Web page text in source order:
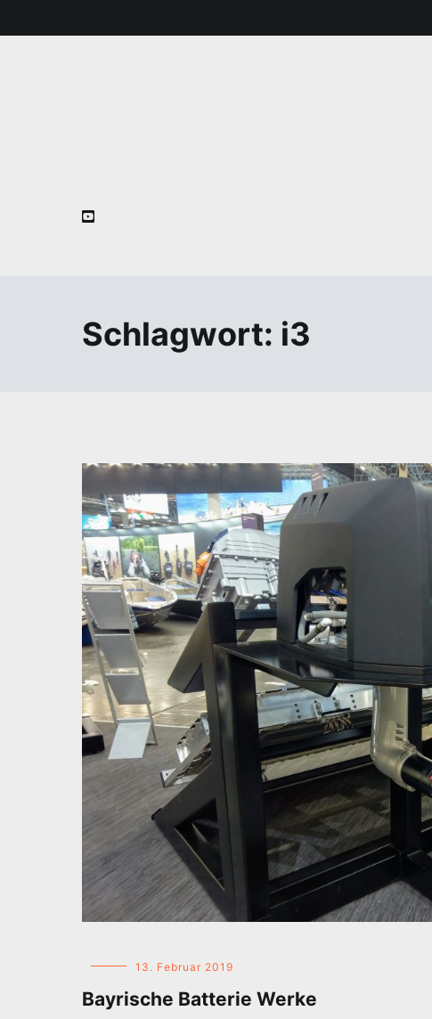
Schlagwort: i3
13. Februar 2019
Bayrische Batterie Werke